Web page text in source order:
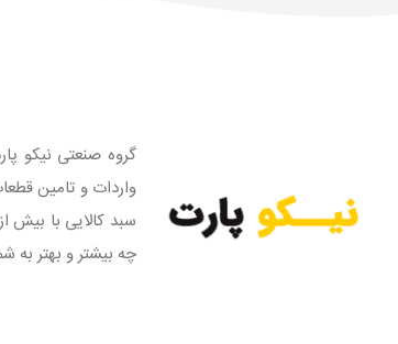
گروه صنعتی نیکو
واردات و تامین
چه بیشتر و بهتر به